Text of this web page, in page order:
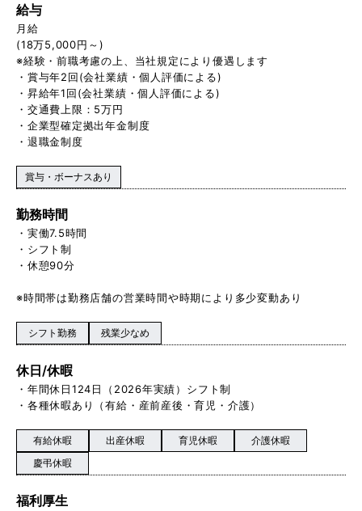
給与
月給
(18万5,000円～)
※経験・前職考慮の上、当社規定により優遇します
・賞与年2回(会社業績・個人評価による)
・昇給年1回(会社業績・個人評価による)
・交通費上限：5万円
・企業型確定拠出年金制度
・退職金制度
賞与・ボーナスあり
勤務時間
・実働7.5時間
・シフト制
・休憩90分
※時間帯は勤務店舗の営業時間や時期により多少変動あり
シフト勤務 残業少なめ
休日/休暇
・年間休日124日（2026年実績）シフト制
・各種休暇あり（有給・産前産後・育児・介護）
有給休暇 出産休暇 育児休暇
介護休暇
慶弔休暇
福利厚生